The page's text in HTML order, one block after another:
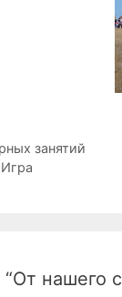
занятий
нашего